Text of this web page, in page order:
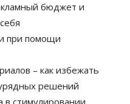
бюджет и
при помощи
– как избежать
решений
в стимулировании